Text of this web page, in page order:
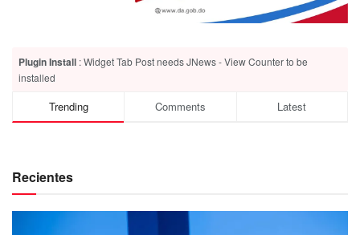
Plugin Install : Widget Tab Post needs JNews - View Counter to be
installed
Trending Comments Latest
Recientes